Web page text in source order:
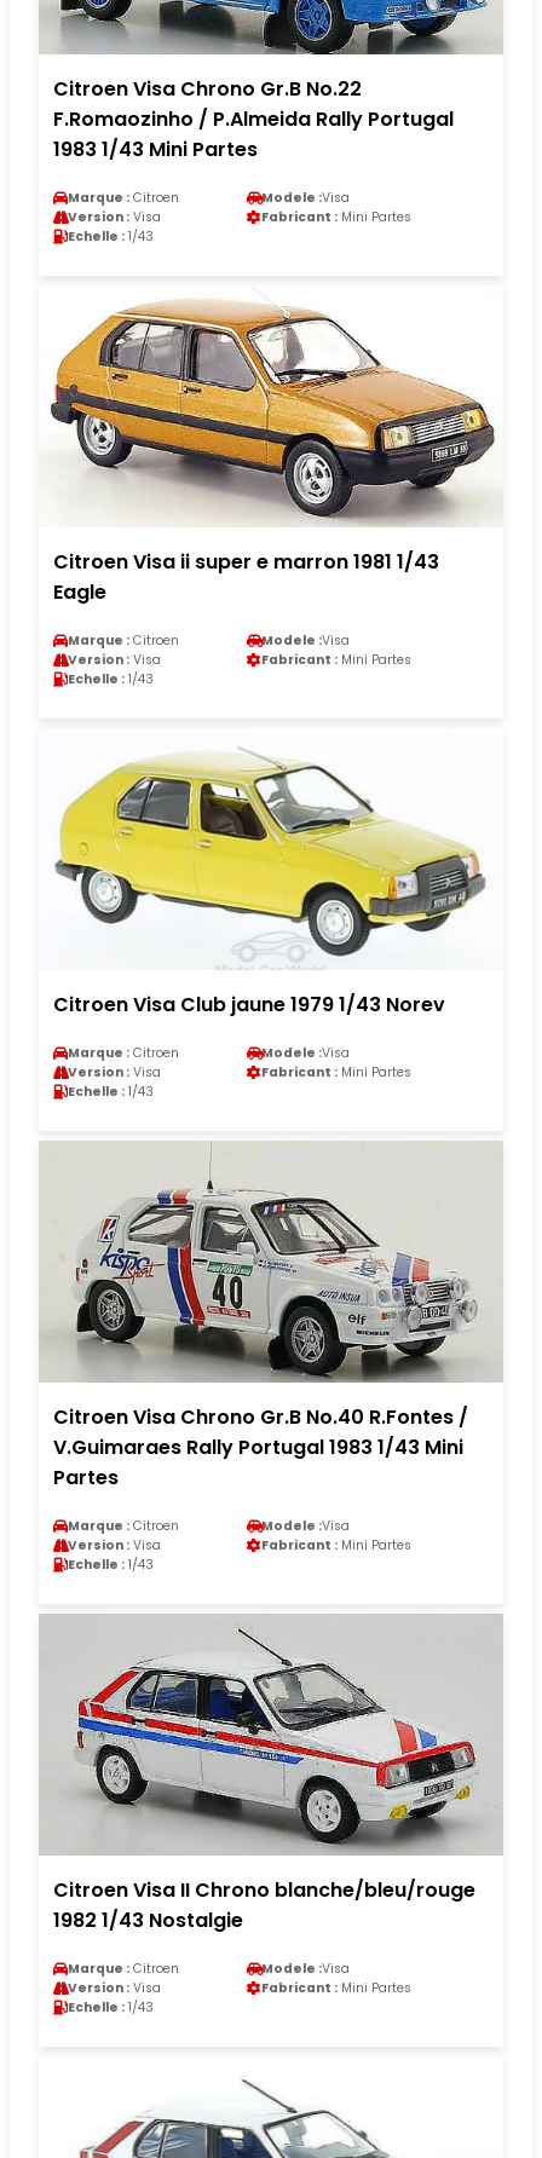
Citroen Visa Chrono Gr.B No.22
F.Romaozinho / P.Almeida Rally Portugal
1983 1/43 Mini Partes
Marque : Citroen Modele :Visa
Version : Visa Fabricant : Mini Partes
Echelle : 1/43
Citroen Visa ii super e marron 1981 1/43
Eagle
Marque : Citroen Modele :Visa
Version : Visa Fabricant : Mini Partes
Echelle : 1/43
Citroen Visa Club jaune 1979 1/43 Norev
Marque : Citroen Modele :Visa
Version : Visa Fabricant : Mini Partes
Echelle : 1/43
Citroen Visa Chrono Gr.B No.40 R.Fontes /
V.Guimaraes Rally Portugal 1983 1/43 Mini
Partes
Marque : Citroen Modele :Visa
Version : Visa Fabricant : Mini Partes
Echelle : 1/43
Citroen Visa II Chrono blanche/bleu/rouge
1982 1/43 Nostalgie
Marque : Citroen Modele :Visa
Version : Visa Fabricant : Mini Partes
Echelle : 1/43